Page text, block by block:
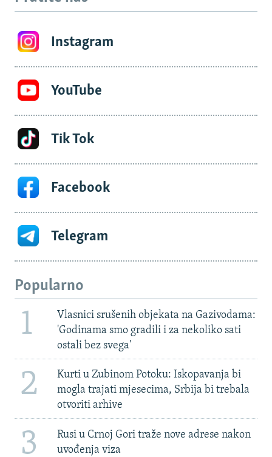
Instagram
YouTube
Tik Tok
Facebook
Telegram
Popularno
1
Vlasnici srušenih objekata na Gazivodama:
'Godinama smo gradili i za nekoliko sati
ostali bez svega'
2
Kurti u Zubinom Potoku: Iskopavanja bi
mogla trajati mjesecima, Srbija bi trebala
otvoriti arhive
3
Rusi u Crnoj Gori traže nove adrese nakon
uvođenja viza